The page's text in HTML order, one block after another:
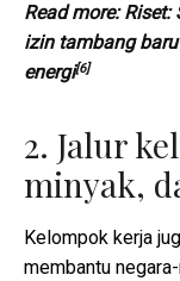
Read more:Riset:
izin tambang
energi[6]
2. Jalur
minyak,
Kelompok kerja
membantu